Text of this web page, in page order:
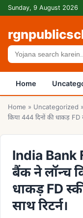
Skip to content
Sunday, 9 August 2026
Search
Home
Home » Uncategorized »
किया 444 दिनों की धाकड़ FD
India Bank
बैंक ने लॉन्च
धाकड़ FD
साथ रिटर्न।